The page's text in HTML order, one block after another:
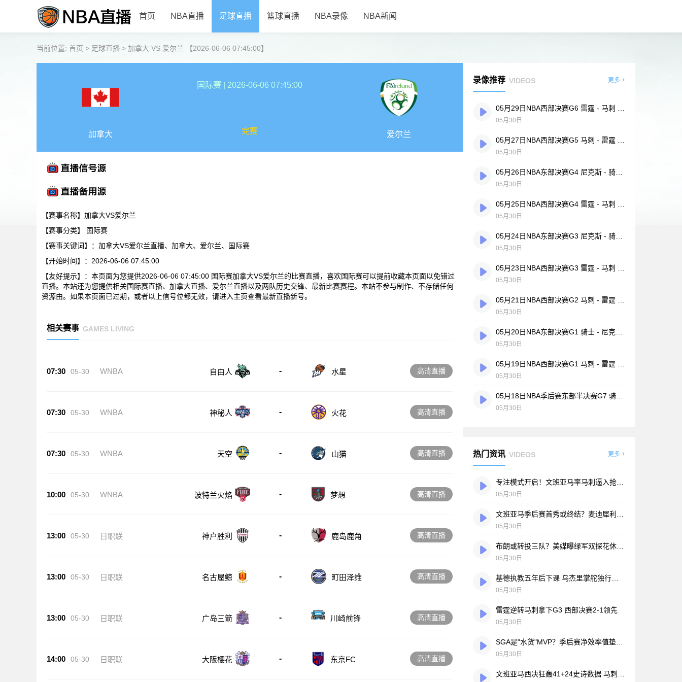
首页 NBA直播 足球直播 篮球直播 NBA录像 NBA新闻
当前位置: 首页 > 足球直播 > 加拿大 VS 爱尔兰 【2026-06-06 07:45:00】
加拿大
国际赛 2026-06-06 07:45:00
完赛 爱尔兰
【赛事名称】加拿大VS爱尔兰
【赛事分类】
国际赛
【赛事关键词】：加拿大VS爱尔兰直播、加拿大、爱尔兰、国际赛
【开始时间】：2026-06-06 07:45:00
【友好提示】：本页面为您提供2026-06-06 07:45:00 国际赛加拿大VS爱尔兰的比赛直播，喜欢国际赛可以提前收藏本页面以免错过
直播。本站还为您提供相关国际赛直播、加拿大直播、爱尔兰直播以及两队历史交锋、最新比赛赛程。本站不参与制作、不存储任何
资源由。如果本页面已过期，或者以上信号位都无效，请进入主页查看最新直播新号。
相关赛事 GAMES LIVING
07:30 05-30 WNBA 自由人 - 水星 高清直播
07:30 05-30 WNBA 神秘人 - 火花 高清直播
07:30 05-30 WNBA 天空 - 山猫 高清直播
10:00 05-30 WNBA 波特兰火焰 - 梦想 高清直播
13:00 05-30 日职联 神户胜利 - 鹿岛鹿角 高清直播
13:00 05-30 日职联 名古屋鲸 - 町田泽维 高清直播
13:00 05-30 日职联 广岛三箭 - 川崎前锋 高清直播
14:00 05-30 日职联 大阪樱花 - 东京FC 高清直播
录像推荐 VIDEOS 更多 +
05月30日
05月30日
05月30日
05月30日
05月30日
05月30日
05月30日
05月30日
05月30日
05月30日
热门资讯 VIDEOS 更多 +
05月30日
05月30日
05月30日
05月30日
雷霆逆转马刺拿下G3 西部决赛2-1领先
05月30日
05月30日